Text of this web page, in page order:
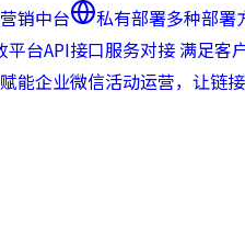
销中台 私有部署多种部署
平台API接口服务对接 满足客
赋能企业微信活动运营，让链接